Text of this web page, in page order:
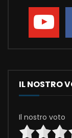
IL NOSTRO
Il nostro voto